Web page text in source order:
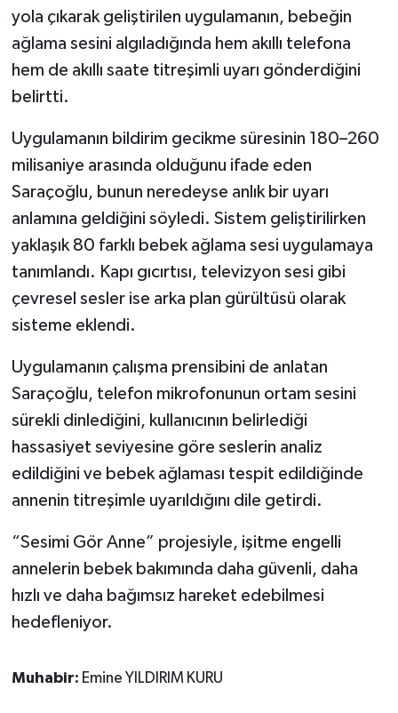
yola çıkarak geliştirilen uygulamanın, bebeğin
ağlama sesini algıladığında hem akıllı telefona
hem de akıllı saate titreşimli uyarı gönderdiğini
belirtti.
Uygulamanın bildirim gecikme süresinin 180–260
milisaniye arasında olduğunu ifade eden
Saraçoğlu, bunun neredeyse anlık bir uyarı
anlamına geldiğini söyledi. Sistem geliştirilirken
yaklaşık 80 farklı bebek ağlama sesi uygulamaya
tanımlandı. Kapı gıcırtısı, televizyon sesi gibi
çevresel sesler ise arka plan gürültüsü olarak
sisteme eklendi.
Uygulamanın çalışma prensibini de anlatan
Saraçoğlu, telefon mikrofonunun ortam sesini
sürekli dinlediğini, kullanıcının belirlediği
hassasiyet seviyesine göre seslerin analiz
edildiğini ve bebek ağlaması tespit edildiğinde
annenin titreşimle uyarıldığını dile getirdi.
“Sesimi Gör Anne” projesiyle, işitme engelli
annelerin bebek bakımında daha güvenli, daha
hızlı ve daha bağımsız hareket edebilmesi
hedefleniyor.
Muhabir: Emine YILDIRIM KURU